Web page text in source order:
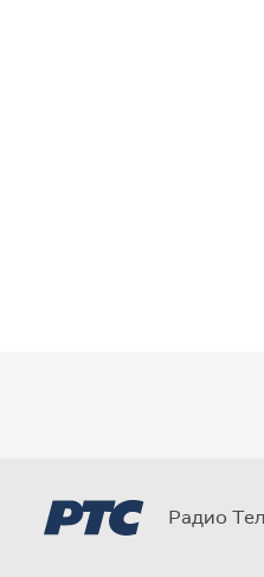
Радио